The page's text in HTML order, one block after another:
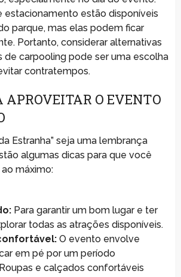
estacionamento estão disponíveis
parque, mas elas podem ficar
Portanto, considerar alternativas
carpooling pode ser uma escolha
contratempos.
APROVEITAR O EVENTO
Estranha” seja uma lembrança
algumas dicas para que você
máximo:
Para garantir um bom lugar e ter
todas as atrações disponíveis.
O evento envolve
em pé por um período
e calçados confortáveis